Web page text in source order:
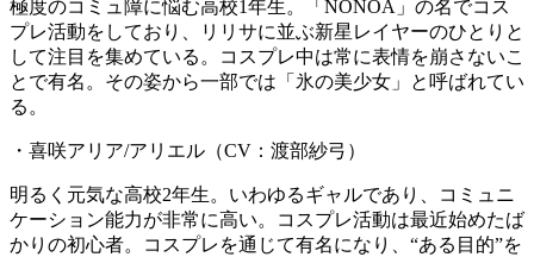
極度のコミュ障に悩む高校1年生。「NONOA」の名でコス
プレ活動をしており、リリサに並ぶ新星レイヤーのひとりと
して注目を集めている。コスプレ中は常に表情を崩さないこ
とで有名。その姿から一部では「氷の美少女」と呼ばれてい
る。
・喜咲アリア/アリエル（CV：渡部紗弓）
明るく元気な高校2年生。いわゆるギャルであり、コミュニ
ケーション能力が非常に高い。コスプレ活動は最近始めたば
かりの初心者。コスプレを通じて有名になり、“ある目的”を